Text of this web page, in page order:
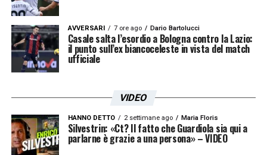
AVVERSARI 7 ore ago Dario Bartolucci
Casale salta l’esordio a Bologna contro la Lazio:
il punto sull’ex biancoceleste in vista del match
ufficiale
VIDEO
HANNO DETTO 2 settimane ago Maria Floris
Silvestrin: «Ct? Il fatto che Guardiola sia qui a
parlarne è grazie a una persona» – VIDEO